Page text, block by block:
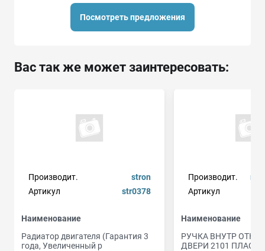
Посмотреть предложения
Вас так же может заинтересовать:
Производит.
stron
Артикул
str0378
Наименование
Радиатор двигателя (Гарантия 3
года, Увеличенный р
Производит.
Артикул
Наименование
РУЧКА ВНУТР
ДВЕРИ 2101 ПЛАСТМ